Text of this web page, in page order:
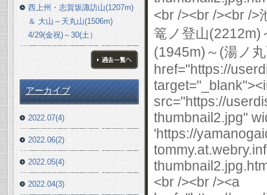
西上州・志賀坂諏訪山(1207m)
＆ 大山～天丸山(1506m)
4/29(金祝)～30(土）
アーカイブ
2022.07(4)
2022.06(2)
2022.05(4)
2022.04(3)